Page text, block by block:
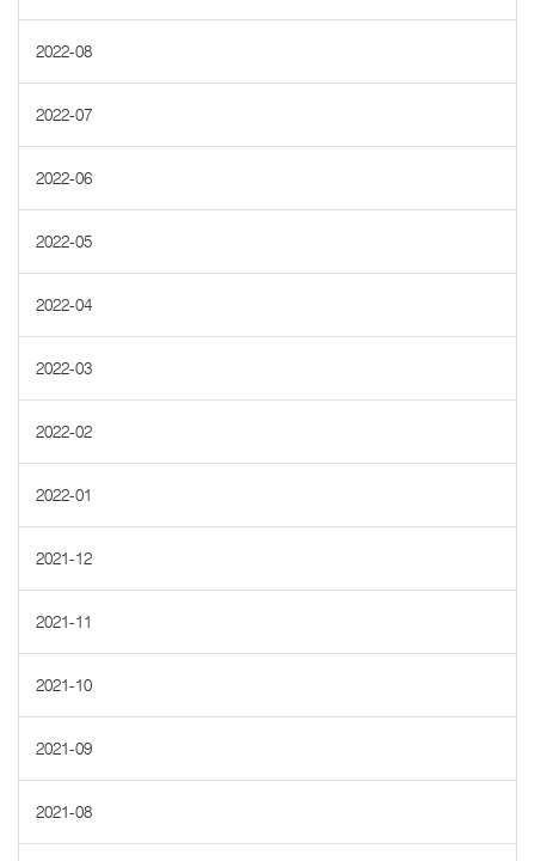
2022-08
2022-07
2022-06
2022-05
2022-04
2022-03
2022-02
2022-01
2021-12
2021-11
2021-10
2021-09
2021-08